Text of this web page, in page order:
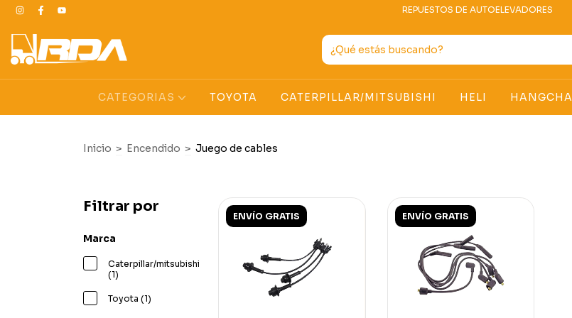
REPUESTOS DE AUTOELEVADORES
CATEGORIAS TOYOTA CATERPILLAR/MITSUBISHI HELI HANGCHA
Inicio > Encendido > Juego de cables
Filtrar por
Marca
Caterpillar/mitsubishi
(1)
Toyota (1)
ENVÍO GRATIS ENVÍO GRATIS